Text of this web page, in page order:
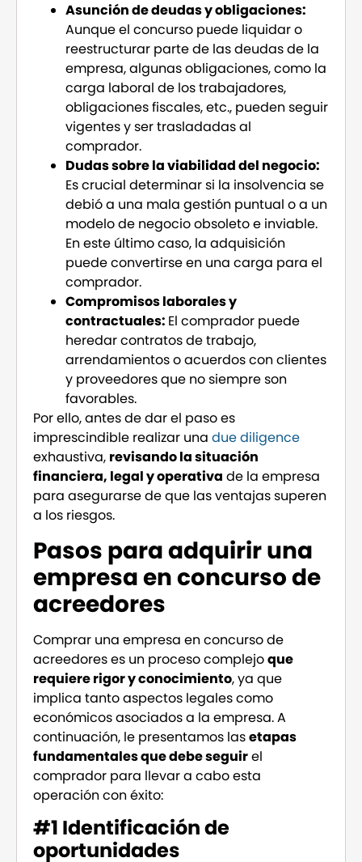
Asunción de deudas y obligaciones:
Aunque el concurso puede liquidar o
reestructurar parte de las deudas de la
empresa, algunas obligaciones, como la
carga laboral de los trabajadores,
obligaciones fiscales, etc., pueden seguir
vigentes y ser trasladadas al
comprador.
Dudas sobre la viabilidad del negocio:
Es crucial determinar si la insolvencia se
debió a una mala gestión puntual o a un
modelo de negocio obsoleto e inviable.
En este último caso, la adquisición
puede convertirse en una carga para el
comprador.
Compromisos laborales y
contractuales: El comprador puede
heredar contratos de trabajo,
arrendamientos o acuerdos con clientes
y proveedores que no siempre son
favorables.
Por ello, antes de dar el paso es
imprescindible realizar una due diligence
exhaustiva, revisando la situación
financiera, legal y operativa de la empresa
para asegurarse de que las ventajas superen
a los riesgos.
Pasos para adquirir una
empresa en concurso de
acreedores
Comprar una empresa en concurso de
acreedores es un proceso complejoque
requiere rigor y conocimiento, ya que
implica tanto aspectos legales como
económicos asociados a la empresa. A
continuación, le presentamos lasetapas
fundamentales que debe seguirel
comprador para llevar a cabo esta
operación con éxito:
#1 Identificación de
oportunidades